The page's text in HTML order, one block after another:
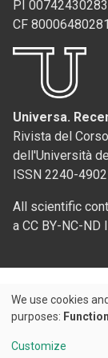
PI 00742430283
CF 80006480281
Universa.
Rivista del
dell'Università
ISSN 2240-4902
All scientific
a CC BY-NC-
© 2026 Padova
Use
of
We use cookies
purposes:
Customize